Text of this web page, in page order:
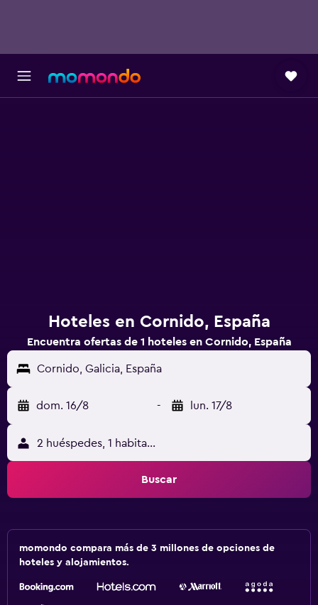
Hoteles en Cornido, España
Encuentra ofertas de 1 hoteles en Cornido, España
Cornido, Galicia, España
dom. 16/8 - lun. 17/8
2 huéspedes, 1 habitación
Buscar
momondo compara más de 3 millones de opciones de
hoteles y alojamientos.